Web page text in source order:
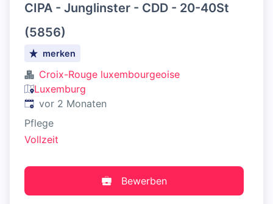
CIPA - Junglinster - CDD - 20-40St
(5856)
merken
Croix-Rouge luxembourgeoise
Luxemburg
Veröffentlicht:
vor 2 Monaten
Pflege
Vollzeit
Bewerben